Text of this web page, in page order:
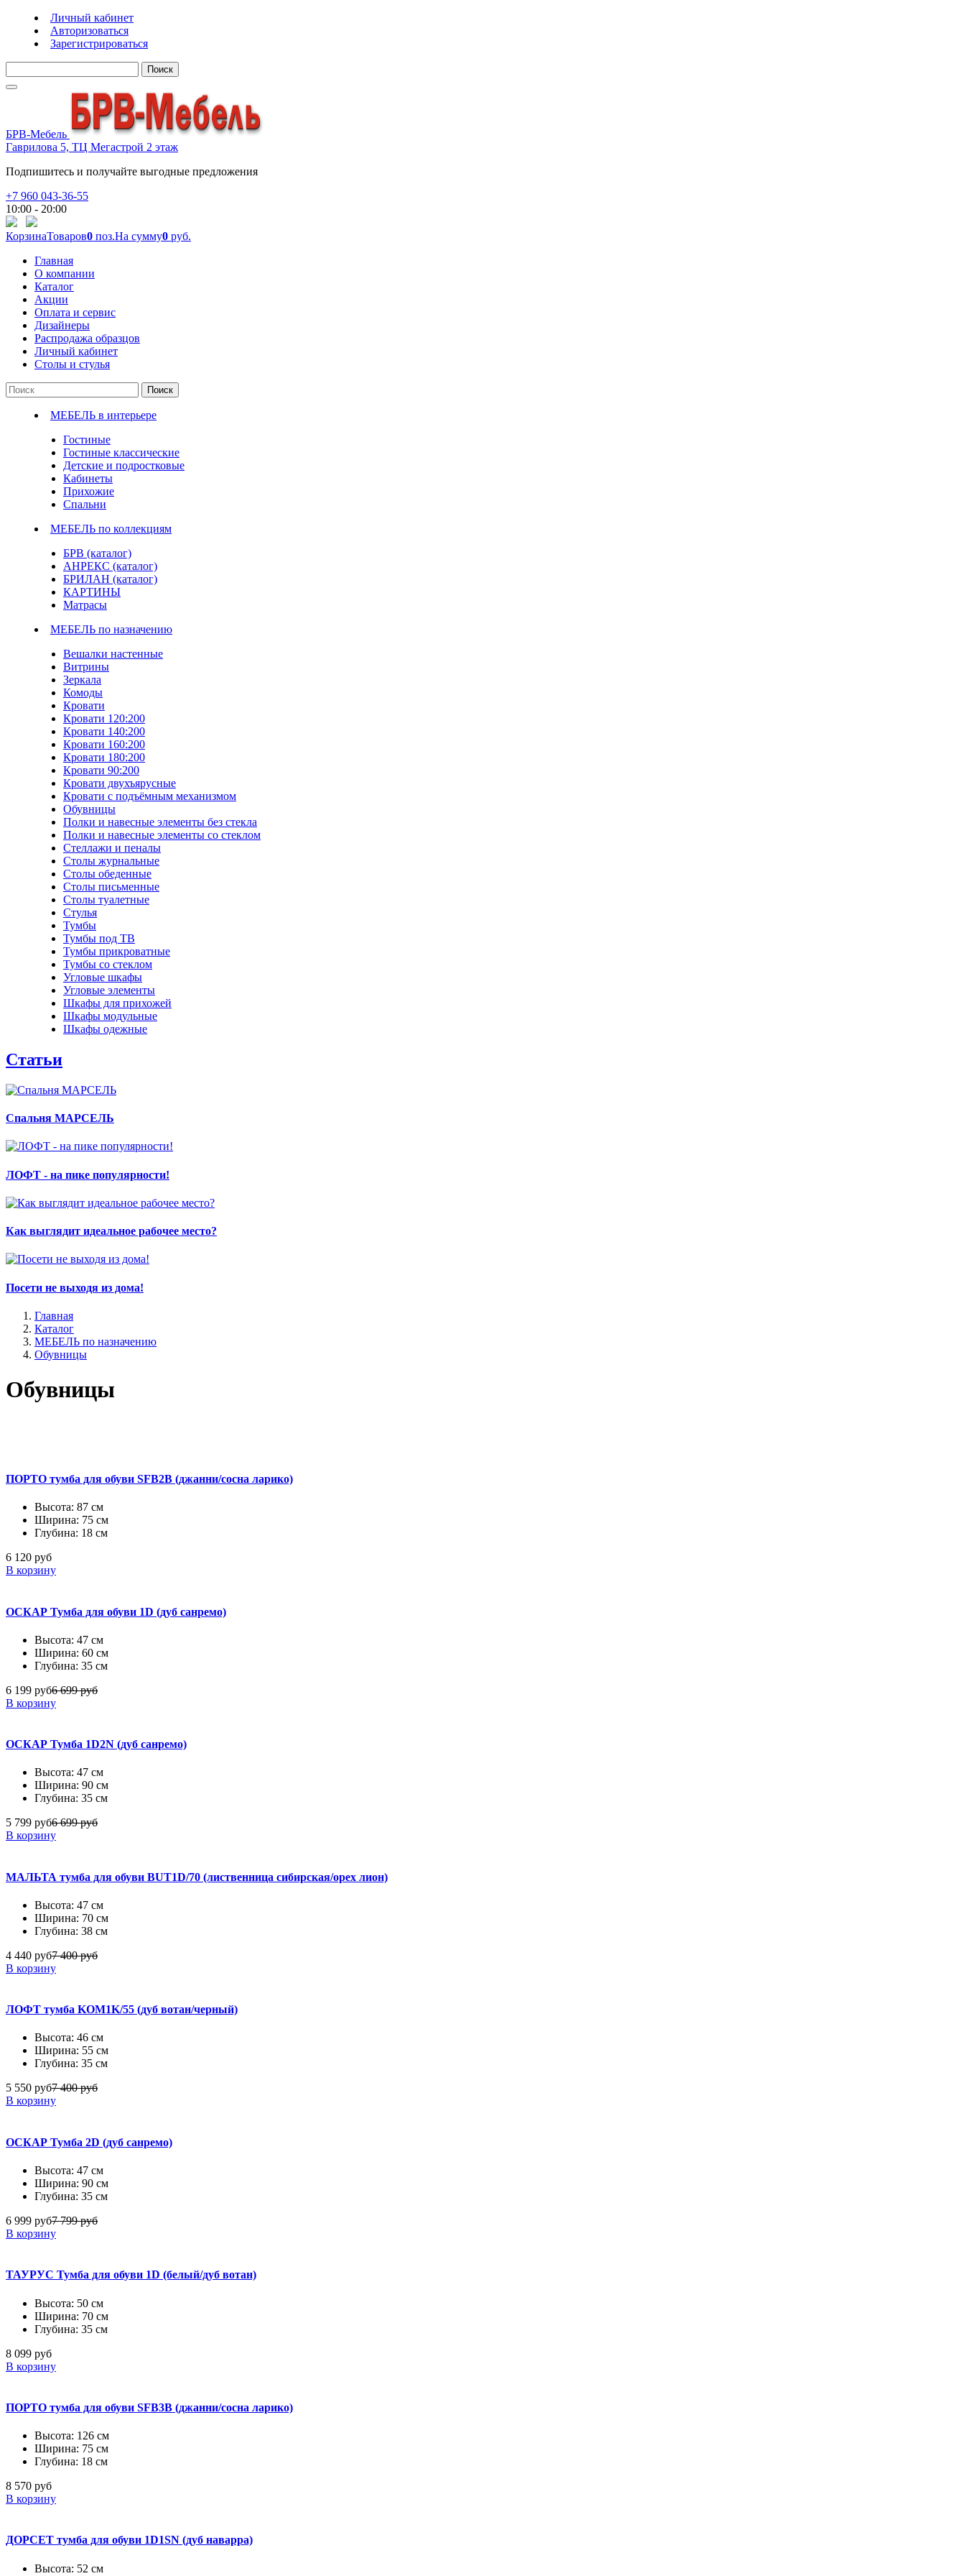
Личный кабинет
Авторизоваться
Зарегистрироваться
Поиск
БРВ-Мебель
Гаврилова 5, ТЦ Мегастрой 2 этаж
Подпишитесь и получайте выгодные предложения
+7 960 043-36-55
10:00 - 20:00
КорзинаТоваров0 поз.На сумму0 руб.
Главная
О компании
Каталог
Акции
Оплата и сервис
Дизайнеры
Распродажа образцов
Личный кабинет
Столы и стулья
Поиск
МЕБЕЛЬ в интерьере
Гостиные
Гостиные классические
Детские и подростковые
Кабинеты
Прихожие
Спальни
МЕБЕЛЬ по коллекциям
БРВ (каталог)
АНРЕКС (каталог)
БРИЛАН (каталог)
КАРТИНЫ
Матрасы
МЕБЕЛЬ по назначению
Вешалки настенные
Витрины
Зеркала
Комоды
Кровати
Кровати 120:200
Кровати 140:200
Кровати 160:200
Кровати 180:200
Кровати 90:200
Кровати двухъярусные
Кровати с подъёмным механизмом
Обувницы
Полки и навесные элементы без стекла
Полки и навесные элементы со стеклом
Стеллажи и пеналы
Столы журнальные
Столы обеденные
Столы письменные
Столы туалетные
Стулья
Тумбы
Тумбы под ТВ
Тумбы прикроватные
Тумбы со стеклом
Угловые шкафы
Угловые элементы
Шкафы для прихожей
Шкафы модульные
Шкафы одежные
Статьи
Спальня МАРСЕЛЬ
ЛОФТ - на пике популярности!
Как выглядит идеальное рабочее место?
Посети не выходя из дома!
Главная
Каталог
МЕБЕЛЬ по назначению
Обувницы
Обувницы
ПОРТО тумба для обуви SFB2B (джанни/сосна ларико)
Высота: 87 см
Ширина: 75 см
Глубина: 18 см
6 120 руб
В корзину
ОСКАР Тумба для обуви 1D (дуб санремо)
Высота: 47 см
Ширина: 60 см
Глубина: 35 см
6 199 руб6 699 руб
В корзину
ОСКАР Тумба 1D2N (дуб санремо)
Высота: 47 см
Ширина: 90 см
Глубина: 35 см
5 799 руб6 699 руб
В корзину
МАЛЬТА тумба для обуви BUT1D/70 (лиственница сибирская/орех лион)
Высота: 47 см
Ширина: 70 см
Глубина: 38 см
4 440 руб7 400 руб
В корзину
ЛОФТ тумба KOM1K/55 (дуб вотан/черный)
Высота: 46 см
Ширина: 55 см
Глубина: 35 см
5 550 руб7 400 руб
В корзину
ОСКАР Тумба 2D (дуб санремо)
Высота: 47 см
Ширина: 90 см
Глубина: 35 см
6 999 руб7 799 руб
В корзину
ТАУРУС Тумба для обуви 1D (белый/дуб вотан)
Высота: 50 см
Ширина: 70 см
Глубина: 35 см
8 099 руб
В корзину
ПОРТО тумба для обуви SFB3B (джанни/сосна ларико)
Высота: 126 см
Ширина: 75 см
Глубина: 18 см
8 570 руб
В корзину
ДОРСЕТ тумба для обуви 1D1SN (дуб наварра)
Высота: 52 см